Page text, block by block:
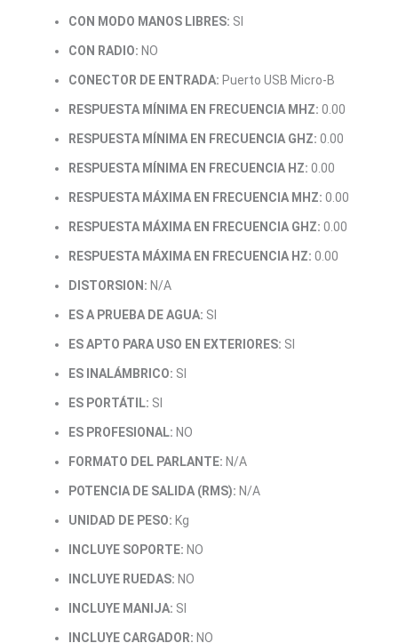
CON MODO MANOS LIBRES: SI
CON RADIO: NO
CONECTOR DE ENTRADA: Puerto USB Micro-B
RESPUESTA MÍNIMA EN FRECUENCIA MHZ: 0.00
RESPUESTA MÍNIMA EN FRECUENCIA GHZ: 0.00
RESPUESTA MÍNIMA EN FRECUENCIA HZ: 0.00
RESPUESTA MÁXIMA EN FRECUENCIA MHZ: 0.00
RESPUESTA MÁXIMA EN FRECUENCIA GHZ: 0.00
RESPUESTA MÁXIMA EN FRECUENCIA HZ: 0.00
DISTORSION: N/A
ES A PRUEBA DE AGUA: SI
ES APTO PARA USO EN EXTERIORES: SI
ES INALÁMBRICO: SI
ES PORTÁTIL: SI
ES PROFESIONAL: NO
FORMATO DEL PARLANTE: N/A
POTENCIA DE SALIDA (RMS): N/A
UNIDAD DE PESO: Kg
INCLUYE SOPORTE: NO
INCLUYE RUEDAS: NO
INCLUYE MANIJA: SI
INCLUYE CARGADOR: NO